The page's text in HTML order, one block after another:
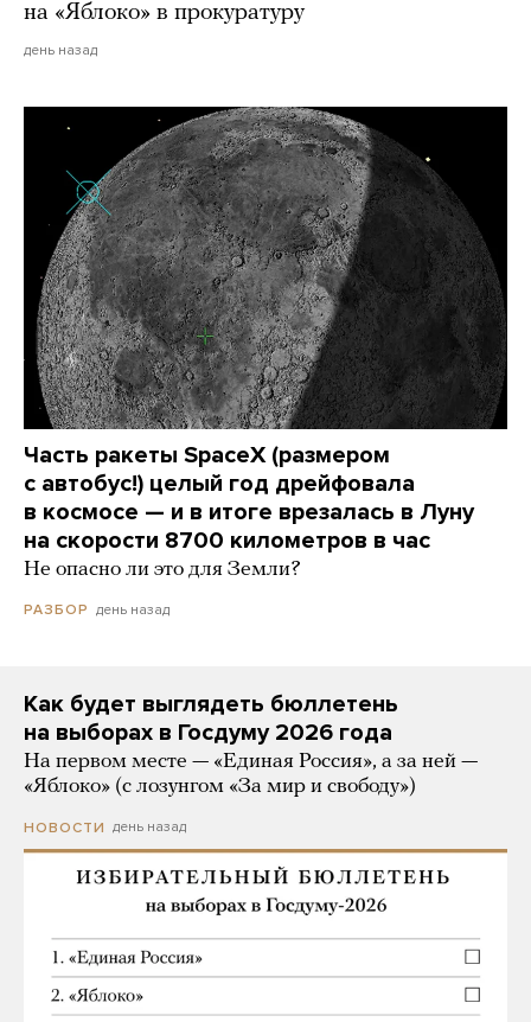
на «Яблоко» в прокуратуру
день назад
Часть ракеты SpaceX (размером
с автобус!) целый год дрейфовала
в космосе — и в итоге врезалась в Луну
на скорости 8700 километров в час
Не опасно ли это для Земли?
РАЗБОР день назад
Как будет выглядеть бюллетень
на выборах в Госдуму 2026 года
На первом месте — «Единая Россия», а за ней —
«Яблоко» (с лозунгом «За мир и свободу»)
НОВОСТИ день назад